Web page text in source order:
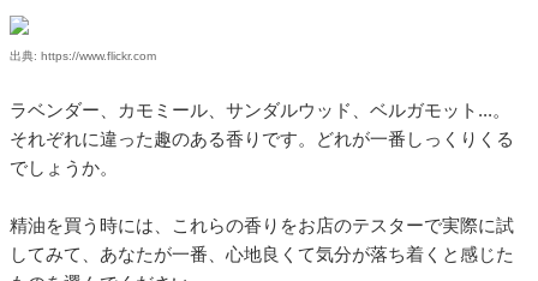
出典: https://www.flickr.com
ラベンダー、カモミール、サンダルウッド、ベルガモット...。
それぞれに違った趣のある香りです。どれが一番しっくりくる
でしょうか。
精油を買う時には、これらの香りをお店のテスターで実際に試
してみて、あなたが一番、心地良くて気分が落ち着くと感じた